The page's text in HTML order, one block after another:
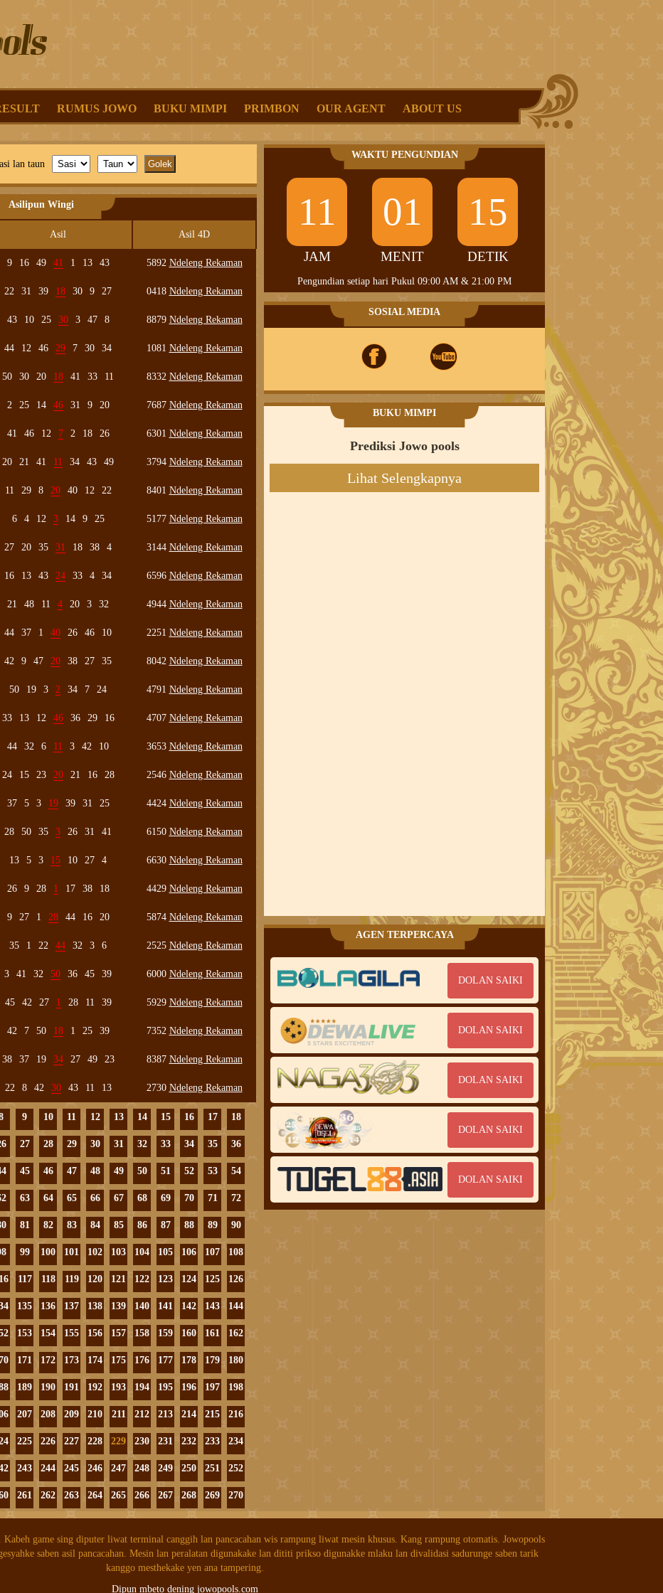
RUMUS JOWO BUKU MIMPI PRIMBON OUR AGENT ABOUT US
lan taun
Asilipun Wingi
Asil Asil 4D
9 16 49 41 1 13 43 5892 Ndeleng Rekaman
22 31 39 18 30 9 27 0418 Ndeleng Rekaman
43 10 25 30 3 47 8 8879 Ndeleng Rekaman
44 12 46 29 7 30 34 1081 Ndeleng Rekaman
50 30 20 18 41 33 11 8332 Ndeleng Rekaman
2 25 14 46 31 9 20 7687 Ndeleng Rekaman
41 46 12 7 2 18 26 6301 Ndeleng Rekaman
20 21 41 11 34 43 49 3794 Ndeleng Rekaman
11 29 8 20 40 12 22 8401 Ndeleng Rekaman
6 4 12 3 14 9 25 5177 Ndeleng Rekaman
27 20 35 31 18 38 4 3144 Ndeleng Rekaman
16 13 43 24 33 4 34 6596 Ndeleng Rekaman
21 48 11 4 20 3 32 4944 Ndeleng Rekaman
44 37 1 40 26 46 10 2251 Ndeleng Rekaman
42 9 47 20 38 27 35 8042 Ndeleng Rekaman
50 19 3 2 34 7 24 4791 Ndeleng Rekaman
33 13 12 46 36 29 16 4707 Ndeleng Rekaman
44 32 6 11 3 42 10 3653 Ndeleng Rekaman
24 15 23 20 21 16 28 2546 Ndeleng Rekaman
37 5 3 19 39 31 25 4424 Ndeleng Rekaman
28 50 35 3 26 31 41 6150 Ndeleng Rekaman
13 5 3 15 10 27 4 6630 Ndeleng Rekaman
26 9 28 1 17 38 18 4429 Ndeleng Rekaman
9 27 1 28 44 16 20 5874 Ndeleng Rekaman
35 1 22 44 32 3 6 2525 Ndeleng Rekaman
3 41 32 50 36 45 39 6000 Ndeleng Rekaman
45 42 27 1 28 11 39 5929 Ndeleng Rekaman
42 7 50 18 1 25 39 7352 Ndeleng Rekaman
38 37 19 34 27 49 23 8387 Ndeleng Rekaman
22 8 42 30 43 11 13 2730 Ndeleng Rekaman
9 10 11 12 13 14 15 16 17 18
27 28 29 30 31 32 33 34 35 36
45 46 47 48 49 50 51 52 53 54
63 64 65 66 67 68 69 70 71 72
81 82 83 84 85 86 87 88 89 90
99 100 101 102 103 104 105 106 107 108
117 118 119 120 121 122 123 124 125 126
135 136 137 138 139 140 141 142 143 144
153 154 155 156 157 158 159 160 161 162
171 172 173 174 175 176 177 178 179 180
189 190 191 192 193 194 195 196 197 198
207 208 209 210 211 212 213 214 215 216
225 226 227 228 229 230 231 232 233 234
243 244 245 246 247 248 249 250 251 252
261 262 263 264 265 266 267 268 269 270
WAKTU PENGUNDIAN
11
JAM
01
MENIT
15
DETIK
Pengundian setiap hari Pukul 09:00 AM & 21:00 PM
SOSIAL MEDIA
BUKU MIMPI
Prediksi Jowo pools
Lihat Selengkapnya
AGEN TERPERCAYA
DOLAN SAIKI
DOLAN SAIKI
DOLAN SAIKI
DOLAN SAIKI
DOLAN SAIKI
game sing diputer liwat terminal canggih lan pancacahan wis rampung liwat mesin khusus. Kang rampung otomatis. Jowopools
saben asil pancacahan. Mesin lan peralatan digunakake lan dititi prikso digunakke mlaku lan divalidasi sadurunge saben tarik
kanggo mesthekake yen ana tampering.
Dipun mbeto dening jowopools.com